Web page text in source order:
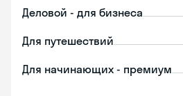
Деловой - для бизнеса
Для путешествий
Для начинающих - премиум